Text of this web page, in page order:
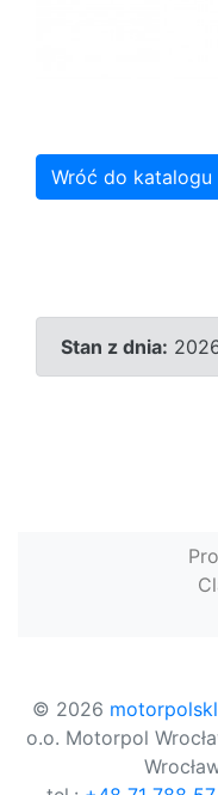
Wróć do
Stan z dnia:
© 2026
o.o. Motorpol